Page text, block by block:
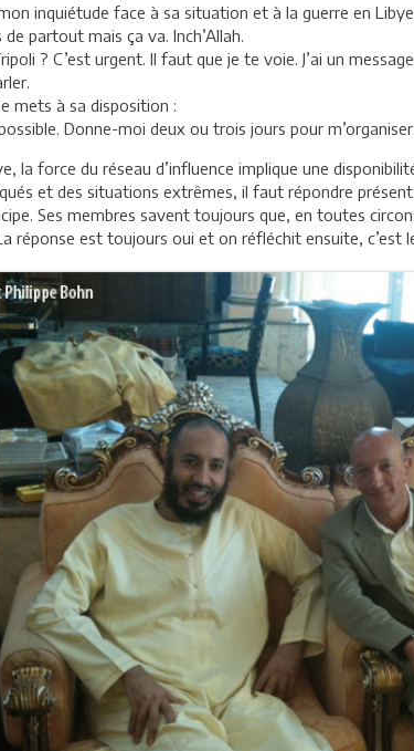
inquiétude face à sa situation et à la guerre en
partout mais ça va. Inch’Allah.
? C’est urgent. Il faut que je te voie. J’ai un
mets à sa disposition :
possible. Donne-moi deux ou trois jours pour
la force du réseau d’influence implique une
et des situations extrêmes, il faut répondre présent.
Ses membres savent toujours que, en toutes
réponse est toujours oui et on réfléchit ensuite, c’est